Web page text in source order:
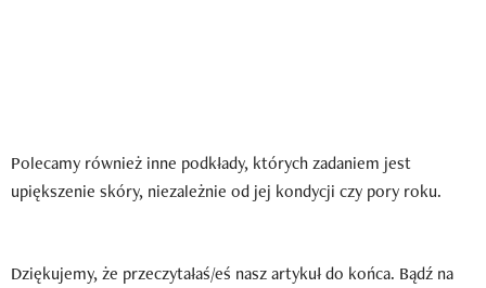
Polecamy również inne podkłady, których zadaniem jest
upiększenie skóry, niezależnie od jej kondycji czy pory roku.
Dziękujemy, że przeczytałaś/eś nasz artykuł do końca. Bądź na